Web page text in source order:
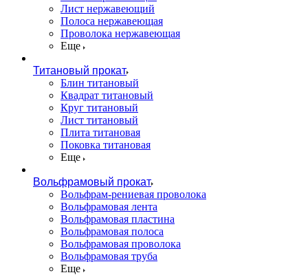
Лист нержавеющий
Полоса нержавеющая
Проволока нержавеющая
Еще
Титановый прокат
Блин титановый
Квадрат титановый
Круг титановый
Лист титановый
Плита титановая
Поковка титановая
Еще
Вольфрамовый прокат
Вольфрам-рениевая проволока
Вольфрамовая лента
Вольфрамовая пластина
Вольфрамовая полоса
Вольфрамовая проволока
Вольфрамовая труба
Еще